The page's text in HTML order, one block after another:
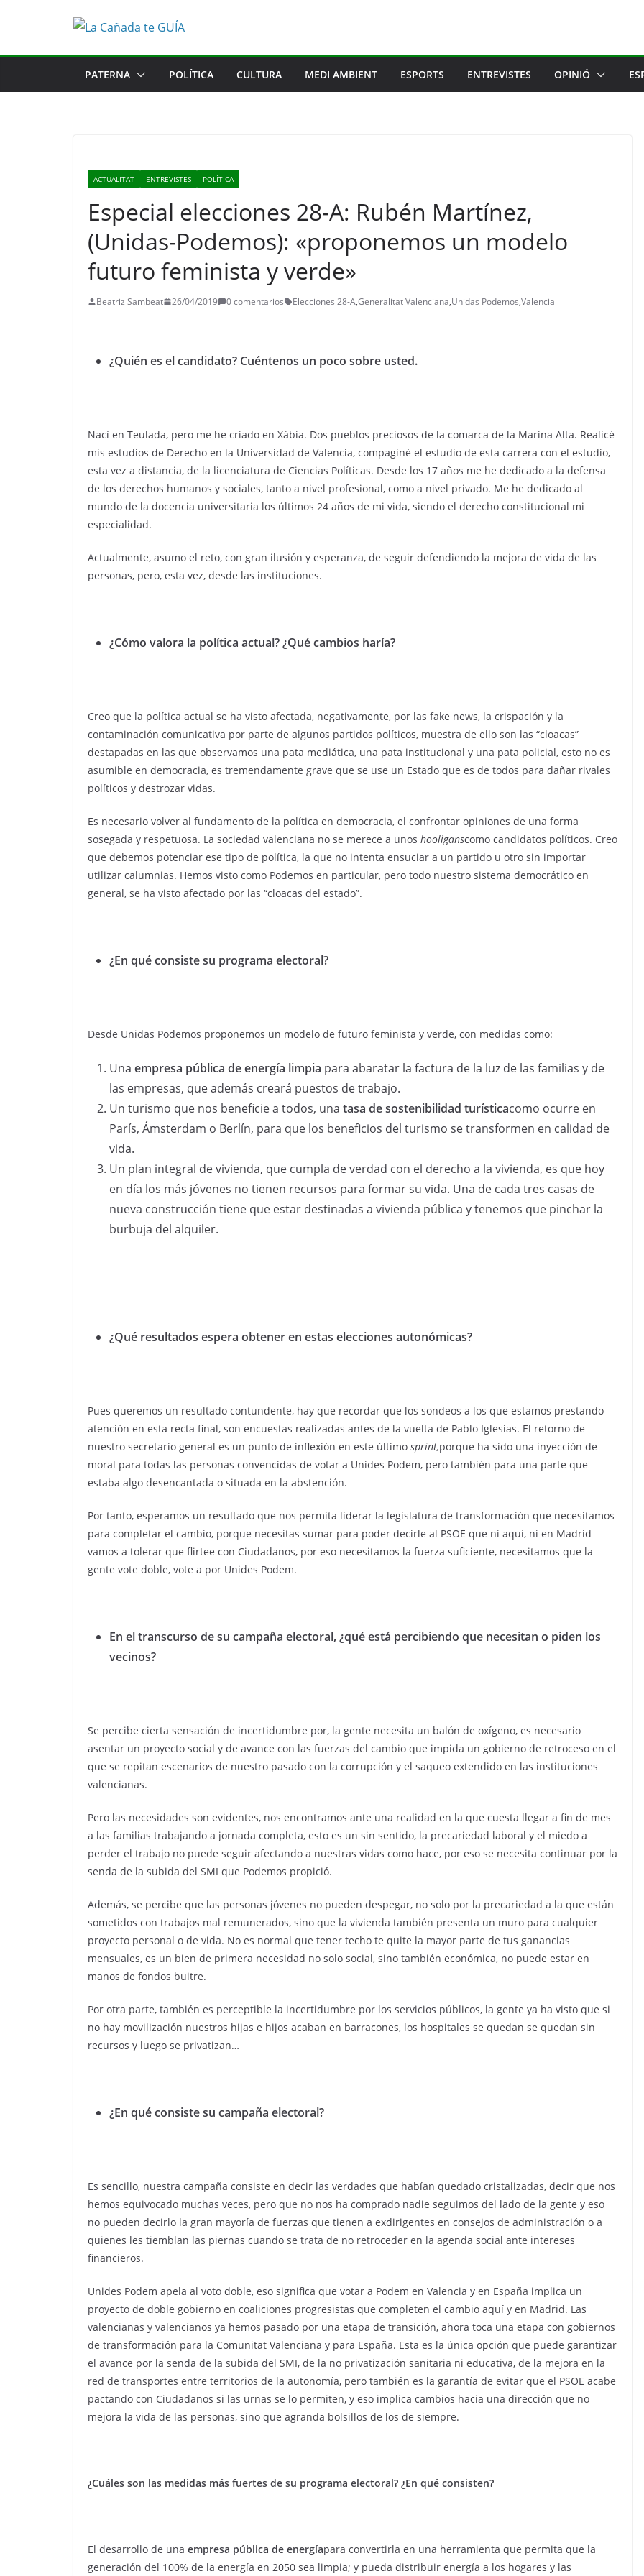
PATERNA POLÍTICA CULTURA MEDI AMBIENT ESPORTS ENTREVISTES OPINIÓ
ACTUALITAT ENTREVISTES POLÍTICA
Especial elecciones 28-A: Rubén Martínez,
(Unidas-Podemos): «proponemos un modelo
futuro feminista y verde»
Beatriz Sambeat 26/04/2019 0 comentarios Elecciones 28-A,Generalitat Valenciana,Unidas Podemos,Valencia
¿Quién es el candidato? Cuéntenos un poco sobre usted.
Nací en Teulada, pero me he criado en Xàbia. Dos pueblos preciosos de la comarca de la Marina Alta. Realicé
mis estudios de Derecho en la Universidad de Valencia, compaginé el estudio de esta carrera con el estudio,
esta vez a distancia, de la licenciatura de Ciencias Políticas. Desde los 17 años me he dedicado a la defensa
de los derechos humanos y sociales, tanto a nivel profesional, como a nivel privado. Me he dedicado al
mundo de la docencia universitaria los últimos 24 años de mi vida, siendo el derecho constitucional mi
especialidad.
Actualmente, asumo el reto, con gran ilusión y esperanza, de seguir defendiendo la mejora de vida de las
personas, pero, esta vez, desde las instituciones.
¿Cómo valora la política actual? ¿Qué cambios haría?
Creo que la política actual se ha visto afectada, negativamente, por las fake news, la crispación y la
contaminación comunicativa por parte de algunos partidos políticos, muestra de ello son las “cloacas”
destapadas en las que observamos una pata mediática, una pata institucional y una pata policial, esto no es
asumible en democracia, es tremendamente grave que se use un Estado que es de todos para dañar rivales
políticos y destrozar vidas.
Es necesario volver al fundamento de la política en democracia, el confrontar opiniones de una forma
sosegada y respetuosa. La sociedad valenciana no se merece a unos hooliganscomo candidatos políticos. Creo
que debemos potenciar ese tipo de política, la que no intenta ensuciar a un partido u otro sin importar
utilizar calumnias. Hemos visto como Podemos en particular, pero todo nuestro sistema democrático en
general, se ha visto afectado por las “cloacas del estado”.
¿En qué consiste su programa electoral?
Desde Unidas Podemos proponemos un modelo de futuro feminista y verde, con medidas como:
Una empresa pública de energía limpia para abaratar la factura de la luz de las familias y de
las empresas, que además creará puestos de trabajo.
Un turismo que nos beneficie a todos, una tasa de sostenibilidad turísticacomo ocurre en
París, Ámsterdam o Berlín, para que los beneficios del turismo se transformen en calidad de
vida.
Un plan integral de vivienda, que cumpla de verdad con el derecho a la vivienda, es que hoy
en día los más jóvenes no tienen recursos para formar su vida. Una de cada tres casas de
nueva construcción tiene que estar destinadas a vivienda pública y tenemos que pinchar la
burbuja del alquiler.
¿Qué resultados espera obtener en estas elecciones autonómicas?
Pues queremos un resultado contundente, hay que recordar que los sondeos a los que estamos prestando
atención en esta recta final, son encuestas realizadas antes de la vuelta de Pablo Iglesias. El retorno de
nuestro secretario general es un punto de inflexión en este último sprint,porque ha sido una inyección de
moral para todas las personas convencidas de votar a Unides Podem, pero también para una parte que
estaba algo desencantada o situada en la abstención.
Por tanto, esperamos un resultado que nos permita liderar la legislatura de transformación que necesitamos
para completar el cambio, porque necesitas sumar para poder decirle al PSOE que ni aquí, ni en Madrid
vamos a tolerar que flirtee con Ciudadanos, por eso necesitamos la fuerza suficiente, necesitamos que la
gente vote doble, vote a por Unides Podem.
En el transcurso de su campaña electoral, ¿qué está percibiendo que necesitan o piden los
vecinos?
Se percibe cierta sensación de incertidumbre por, la gente necesita un balón de oxígeno, es necesario
asentar un proyecto social y de avance con las fuerzas del cambio que impida un gobierno de retroceso en el
que se repitan escenarios de nuestro pasado con la corrupción y el saqueo extendido en las instituciones
valencianas.
Pero las necesidades son evidentes, nos encontramos ante una realidad en la que cuesta llegar a fin de mes
a las familias trabajando a jornada completa, esto es un sin sentido, la precariedad laboral y el miedo a
perder el trabajo no puede seguir afectando a nuestras vidas como hace, por eso se necesita continuar por la
senda de la subida del SMI que Podemos propició.
Además, se percibe que las personas jóvenes no pueden despegar, no solo por la precariedad a la que están
sometidos con trabajos mal remunerados, sino que la vivienda también presenta un muro para cualquier
proyecto personal o de vida. No es normal que tener techo te quite la mayor parte de tus ganancias
mensuales, es un bien de primera necesidad no solo social, sino también económica, no puede estar en
manos de fondos buitre.
Por otra parte, también es perceptible la incertidumbre por los servicios públicos, la gente ya ha visto que si
no hay movilización nuestros hijas e hijos acaban en barracones, los hospitales se quedan se quedan sin
recursos y luego se privatizan…
¿En qué consiste su campaña electoral?
Es sencillo, nuestra campaña consiste en decir las verdades que habían quedado cristalizadas, decir que nos
hemos equivocado muchas veces, pero que no nos ha comprado nadie seguimos del lado de la gente y eso
no pueden decirlo la gran mayoría de fuerzas que tienen a exdirigentes en consejos de administración o a
quienes les tiemblan las piernas cuando se trata de no retroceder en la agenda social ante intereses
financieros.
Unides Podem apela al voto doble, eso significa que votar a Podem en Valencia y en España implica un
proyecto de doble gobierno en coaliciones progresistas que completen el cambio aquí y en Madrid. Las
valencianas y valencianos ya hemos pasado por una etapa de transición, ahora toca una etapa con gobiernos
de transformación para la Comunitat Valenciana y para España. Esta es la única opción que puede garantizar
el avance por la senda de la subida del SMI, de la no privatización sanitaria ni educativa, de la mejora en la
red de transportes entre territorios de la autonomía, pero también es la garantía de evitar que el PSOE acabe
pactando con Ciudadanos si las urnas se lo permiten, y eso implica cambios hacia una dirección que no
mejora la vida de las personas, sino que agranda bolsillos de los de siempre.
¿Cuáles son las medidas más fuertes de su programa electoral? ¿En qué consisten?
El desarrollo de una empresa pública de energíapara convertirla en una herramienta que permita que la
generación del 100% de la energía en 2050 sea limpia; y pueda distribuir energía a los hogares y las